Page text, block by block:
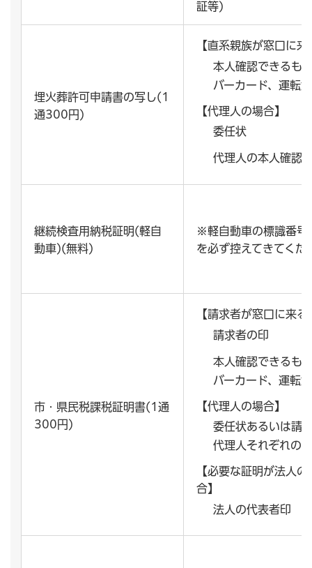
証等)
埋火葬許可申請書の写し(1
通300円)
【直系親族が窓口に
本人確認できるも
バーカード、運転
【代理人の場合】
委任状
代理人の本人確認
継続検査用納税証明(軽自
動車)(無料)
※軽自動車の標識番号
を必ず控えてきてくだ
市・県民税課税証明書(1通
300円)
【請求者が窓口に来る
請求者の印
本人確認できるも
バーカード、運転
【代理人の場合】
委任状あるいは請
代理人それぞれの印
【必要な証明が法人
合】
法人の代表者印